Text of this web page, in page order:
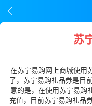
苏
在苏宁易购网上商城使用
了，苏宁易购礼品券是
意的是，在使用苏宁易购
充值，目前苏宁易购礼品